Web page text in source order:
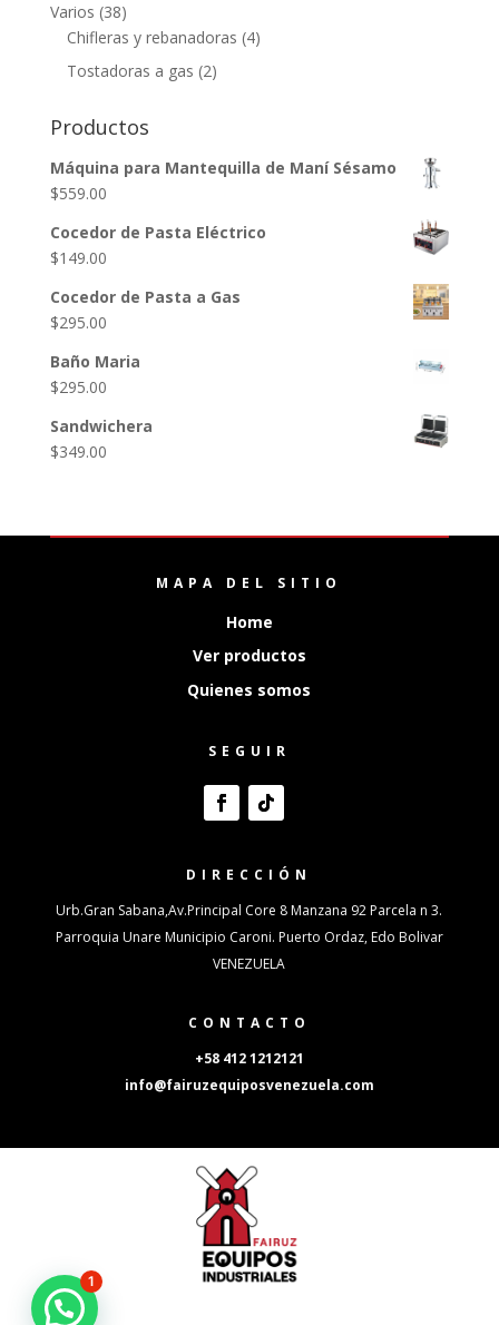
Varios (38)
Chifleras y rebanadoras (4)
Tostadoras a gas (2)
Productos
Máquina para Mantequilla de Maní Sésamo
$559.00
Cocedor de Pasta Eléctrico
$149.00
Cocedor de Pasta a Gas
$295.00
Baño Maria
$295.00
Sandwichera
$349.00
MAPA DEL SITIO
Home
Ver productos
Quienes somos
SEGUIR
DIRECCIÓN
Urb.Gran Sabana,Av.Principal Core 8 Manzana 92 Parcela n 3.
Parroquia Unare Municipio Caroni. Puerto Ordaz, Edo Bolivar
VENEZUELA
CONTACTO
+58 412 1212121
info@fairuzequiposvenezuela.com
1